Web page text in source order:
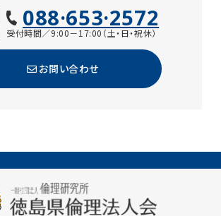
088·653·2572
受付時間／9:00－17:00（土・日・祝休）
お問い合わせ